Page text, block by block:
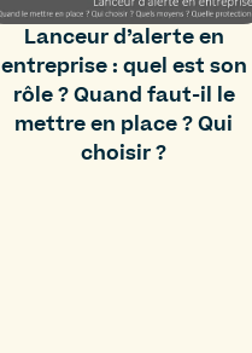
Lanceur d’alerte en
entreprise : quel est son
rôle ? Quand faut-il le
mettre en place ? Qui
choisir ?